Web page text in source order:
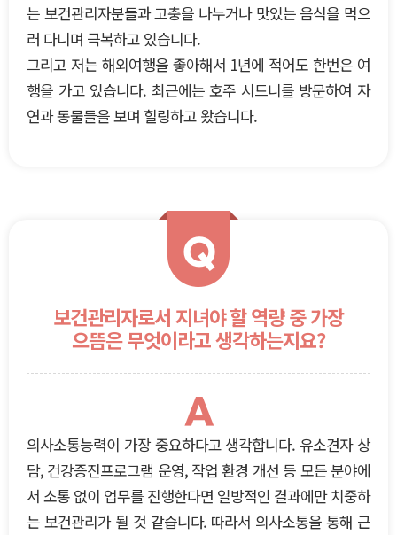
는 보건관리자분들과 고충을 나누거나 맛있는 음식을 먹으
러 다니며 극복하고 있습니다.
그리고 저는 해외여행을 좋아해서 1년에 적어도 한번은 여
행을 가고 있습니다. 최근에는 호주 시드니를 방문하여 자
연과 동물들을 보며 힐링하고 왔습니다.
Q
보건관리자로서 지녀야 할 역량 중 가장
으뜸은 무엇이라고 생각하는지요?
A
의사소통능력이 가장 중요하다고 생각합니다. 유소견자 상
담, 건강증진프로그램 운영, 작업 환경 개선 등 모든 분야에
서 소통 없이 업무를 진행한다면 일방적인 결과에만 치중하
는 보건관리가 될 것 같습니다. 따라서 의사소통을 통해 근